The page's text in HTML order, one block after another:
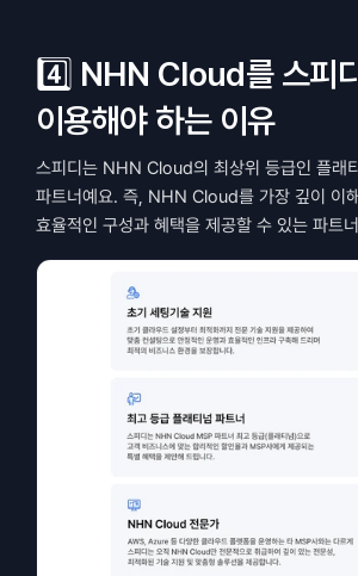
4️⃣ NHN Cloud를 스피
이용해야 하는 이유
스피디는 NHN Cloud의 최상위 등급인 플래
파트너예요. 즉, NHN Cloud를 가장 깊이 이
효율적인 구성과 혜택을 제공할 수 있는 파트